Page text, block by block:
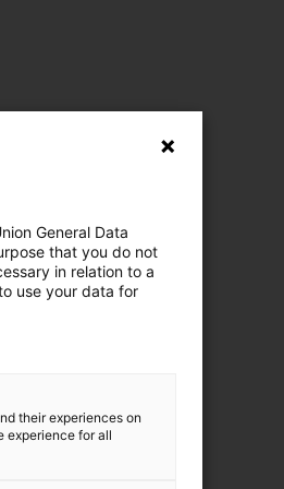
mm
General Data
that you do not
in relation to a
use your data for
their experiences on
experience for all